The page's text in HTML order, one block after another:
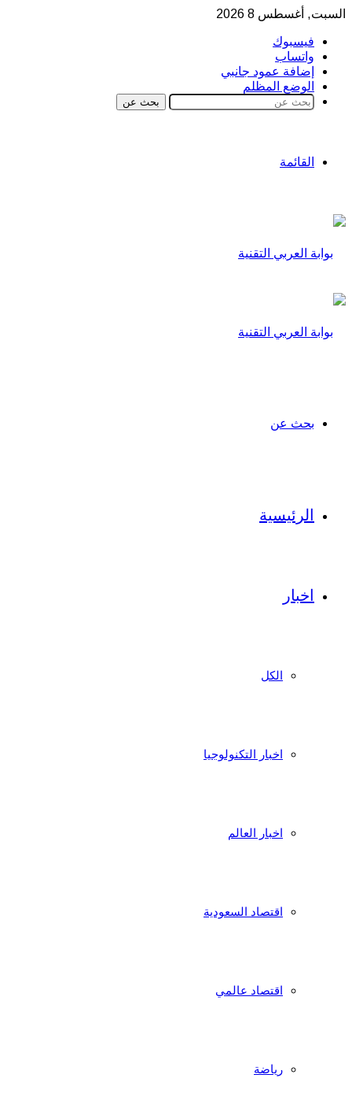
السبت, أغسطس 8 2026
فيسبوك
واتساب
إضافة عمود جانبي
الوضع المظلم
بحث عن
القائمة
بحث عن
الرئيسية
اخبار
الكل
اخبار التكنولوجيا
اخبار العالم
اقتصاد السعودية
اقتصاد عالمي
رياضة